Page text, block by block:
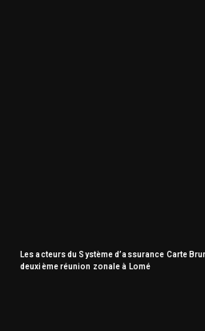
Les acteurs du Système d’assurance Carte
deuxième réunion zonale à Lomé